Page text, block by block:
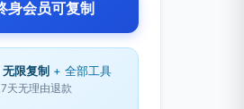
身会员可复制
无限复制 + 全部工具
天无理由退款